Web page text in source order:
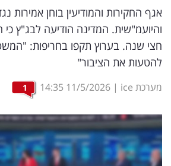
וטק
שיווק
ופרסום
משפט
מדדים
ומחקרים
דעות
אגף החקירות והמודיעין בוחן אמירות
והיועמ"שית. המדינה הודיעה לבג"ץ כי
חצי שנה. בערוץ תקפו בחריפות:
להטעות את הציבור"
מערכת ice |
11/5/2026
14:35
1